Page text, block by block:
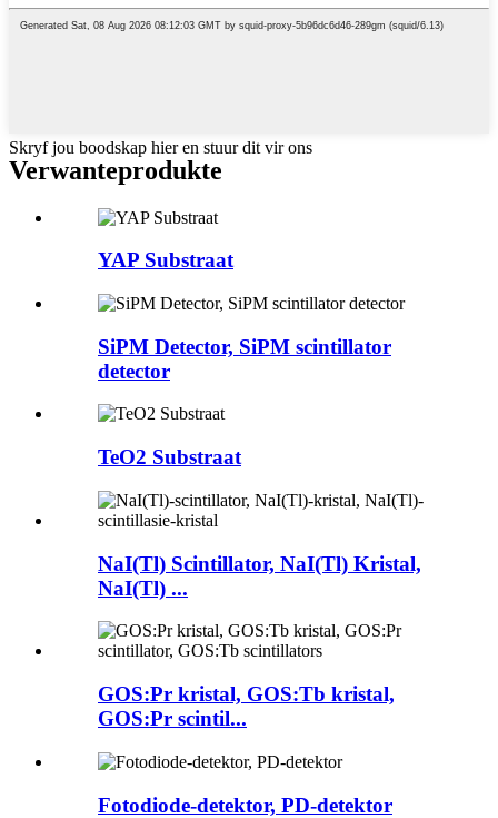
Skryf jou boodskap hier en stuur dit vir ons
Verwanteprodukte
YAP Substraat
SiPM Detector, SiPM scintillator
detector
TeO2 Substraat
NaI(Tl) Scintillator, NaI(Tl) Kristal,
NaI(Tl) ...
GOS:Pr kristal, GOS:Tb kristal,
GOS:Pr scintil...
Fotodiode-detektor, PD-detektor